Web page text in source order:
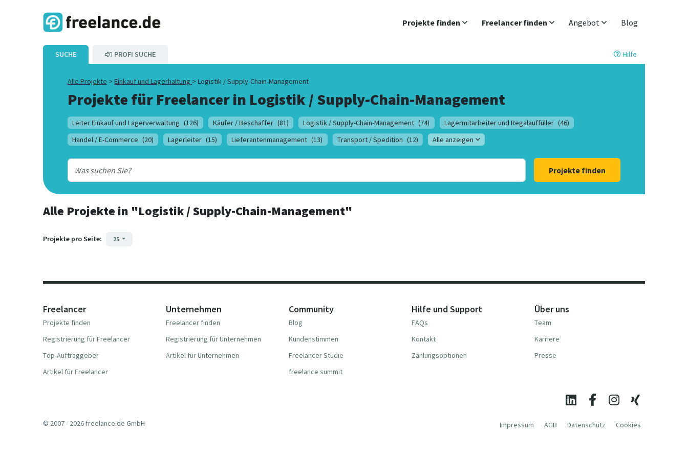
Projekte finden Freelancer finden Angebot Blog
SUCHE PROFI SUCHE Hilfe
Alle Projekte > Einkauf und Lagerhaltung > Logistik / Supply-Chain-Management
Projekte für Freelancer in Logistik / Supply-Chain-Management
Leiter Einkauf und Lagerverwaltung (126) Käufer / Beschaffer (81) Logistik / Supply-Chain-Management (74) Lagermitarbeiter und Regalauffüller (46)
Handel / E-Commerce (20) Lagerleiter (15) Lieferantenmanagement (13) Transport / Spedition (12) Alle anzeigen
Projekte finden
Alle Projekte in "Logistik / Supply-Chain-Management"
Projekte pro Seite: 25
Freelancer
Projekte finden
Registrierung für Freelancer
Top-Auftraggeber
Artikel für Freelancer
Unternehmen
Freelancer finden
Registrierung für Unternehmen
Artikel für Unternehmen
Community
Blog
Kundenstimmen
Freelancer Studie
freelance summit
Hilfe und Support
FAQs
Kontakt
Zahlungsoptionen
Über uns
Team
Karriere
Presse
Impressum AGB Datenschutz Cookies
© 2007 - 2026 freelance.de GmbH